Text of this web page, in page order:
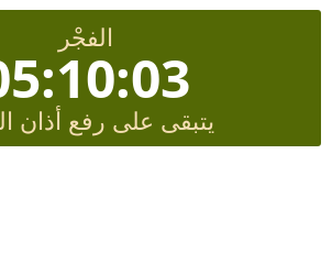
الفجْر
يتبقى على رفع أذان